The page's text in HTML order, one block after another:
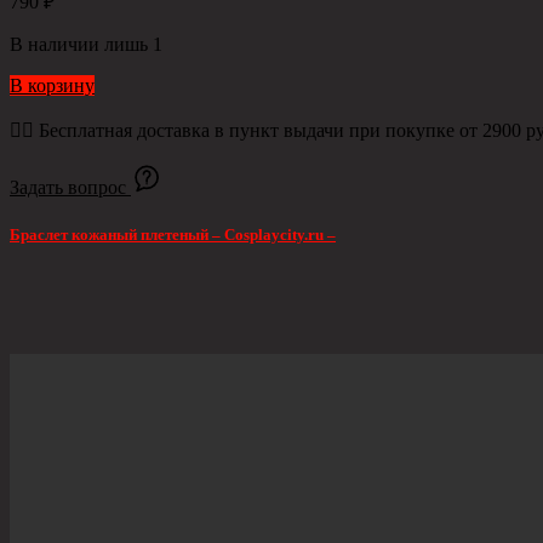
В наличии лишь 1
В корзину
👉🏻 Бесплатная доставка в пункт выдачи при покупке от 2900
Задать вопрос
Браслет кожаный плетеный – Cosplaycity.ru –